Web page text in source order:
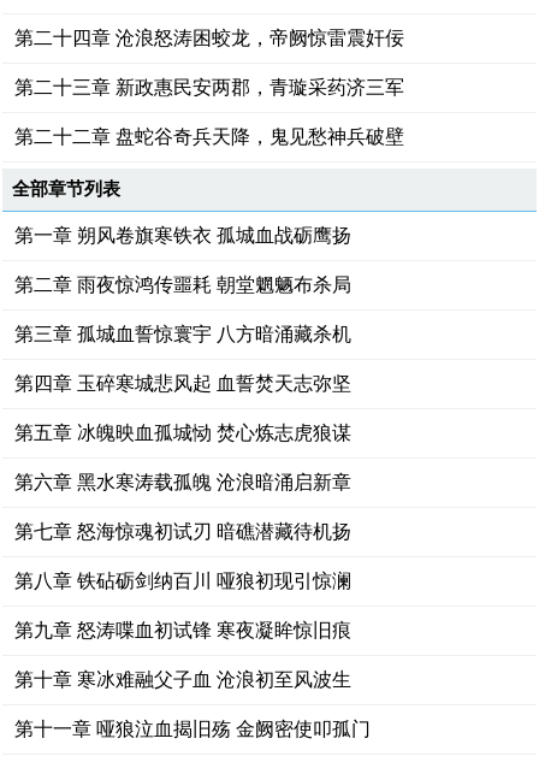
第二十四章 沧浪怒涛困蛟龙，帝阙惊雷震奸佞
第二十三章 新政惠民安两郡，青璇采药济三军
第二十二章 盘蛇谷奇兵天降，鬼见愁神兵破壁
全部章节列表
第一章 朔风卷旗寒铁衣 孤城血战砺鹰扬
第二章 雨夜惊鸿传噩耗 朝堂魍魉布杀局
第三章 孤城血誓惊寰宇 八方暗涌藏杀机
第四章 玉碎寒城悲风起 血誓焚天志弥坚
第五章 冰魄映血孤城恸 焚心炼志虎狼谋
第六章 黑水寒涛载孤魄 沧浪暗涌启新章
第七章 怒海惊魂初试刃 暗礁潜藏待机扬
第八章 铁砧砺剑纳百川 哑狼初现引惊澜
第九章 怒涛喋血初试锋 寒夜凝眸惊旧痕
第十章 寒冰难融父子血 沧浪初至风波生
第十一章 哑狼泣血揭旧殇 金阙密使叩孤门